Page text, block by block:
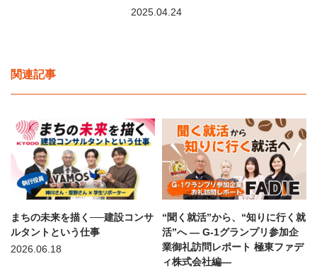
2025.04.24
関連記事
まちの未来を描く──建設コンサ
ルタントという仕事
2026.06.18
“聞く就活”から、“知りに行く就
活”へ — G-1グランプリ参加企
業御礼訪問レポート 極東ファデ
ィ株式会社編—